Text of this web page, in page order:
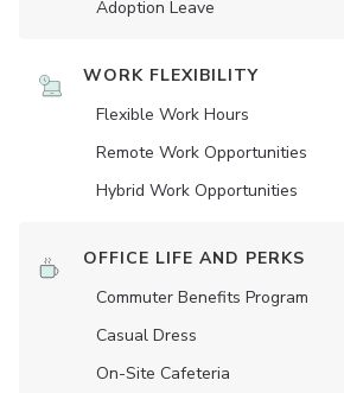
Adoption Leave
WORK FLEXIBILITY
Flexible Work Hours
Remote Work Opportunities
Hybrid Work Opportunities
OFFICE LIFE AND PERKS
Commuter Benefits Program
Casual Dress
On-Site Cafeteria